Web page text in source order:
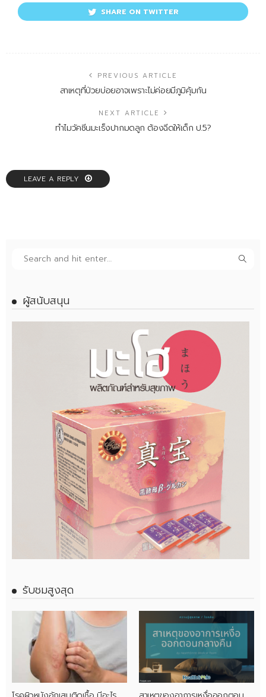
SHARE ON TWITTER
PREVIOUS ARTICLE
สาเหตุที่ป่วยบ่อยอาจเพราะไม่ค่อยมีภูมิคุ้มกัน
NEXT ARTICLE
ทำไมวัคซีนมะเร็งปากมดลูก ต้องฉีดให้เด็ก ป.5?
LEAVE A REPLY
ผู้สนับสนุน
รับชมสูงสุด